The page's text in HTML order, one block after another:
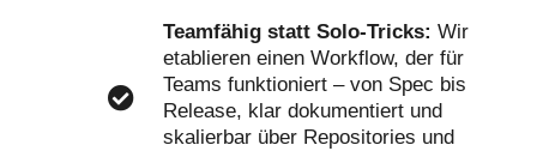
Teamfähig statt Solo-Tricks: Wir
etablieren einen Workflow, der für
Teams funktioniert – von Spec bis
Release, klar dokumentiert und
skalierbar über Repositories und